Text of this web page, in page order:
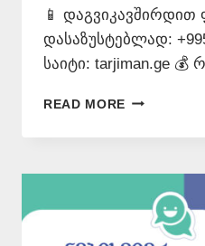
📱 დაგვიკავშირდით
დასაზუსტებლად:
საიტი: tarjiman.ge 💰
READ MORE ᲗᲐᲠᲒᲛᲜᲐ
ᲓᲐᲛᲝᲬᲛᲔᲑᲘᲗ
–
546